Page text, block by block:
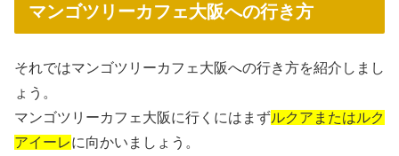
マンゴツリーカフェ大阪への行き方
それではマンゴツリーカフェ大阪への行き方を紹介しまし
ょう。
マンゴツリーカフェ大阪に行くにはまずルクアまたはルク
アイーレに向かいましょう。